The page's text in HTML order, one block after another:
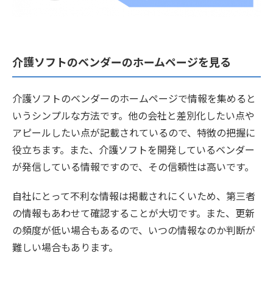
介護ソフトのベンダーのホームページを見る
介護ソフトのベンダーのホームページで情報を集めると
いうシンプルな方法です。他の会社と差別化したい点や
アピールしたい点が記載されているので、特徴の把握に
役立ちます。また、介護ソフトを開発しているベンダー
が発信している情報ですので、その信頼性は高いです。
自社にとって不利な情報は掲載されにくいため、第三者
の情報もあわせて確認することが大切です。また、更新
の頻度が低い場合もあるので、いつの情報なのか判断が
難しい場合もあります。